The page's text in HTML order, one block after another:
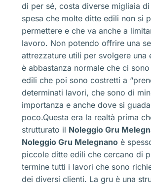
di per sé, costa diverse migliaia di
spesa che molte ditte edili non si
permettere e che va anche a
lavoro. Non potendo offrire una
attrezzature utili per svolgere una
è abbastanza normale che ci
edili che poi sono costretti a
determinati lavori, che sono di
importanza e anche dove si
poco.Questa era la realtà prima
strutturato il Noleggio Gru
Noleggio Gru Melegnano è
piccole ditte edili che cercano di
termine tutti i lavori che sono
dei diversi clienti. La gru è una